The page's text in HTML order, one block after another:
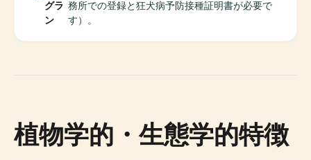
グラ
ン
務所での登録と狂犬病予防接種証明書が必要で
す）。
植物学的・生態学的特徴